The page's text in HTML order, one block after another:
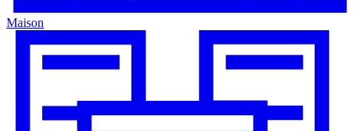
Maison